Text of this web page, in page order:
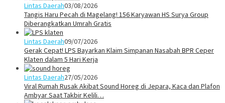
Lintas Daerah03/08/2026
Tangis Haru Pecah di Magelang! 156 Karyawan HS Surya Group
Diberangkatkan Umrah Gratis
Lintas Daerah09/07/2026
Gerak Cepat! LPS Bayarkan Klaim Simpanan Nasabah BPR Ceper
Klaten dalam 5 Hari Kerja
Lintas Daerah27/05/2026
Viral Rumah Rusak Akibat Sound Horeg di Jepara, Kaca dan Plafon
Ambyar Saat Takbir Kelili…